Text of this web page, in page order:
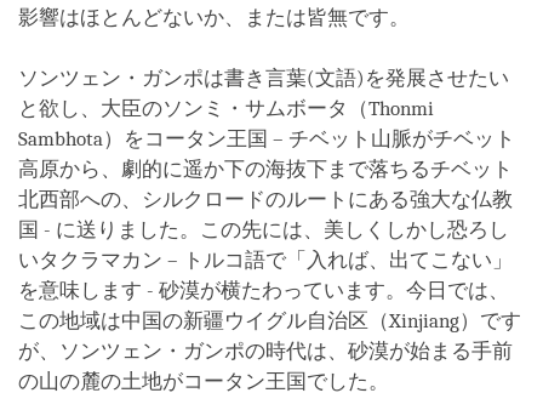
影響はほとんどないか、または皆無です。
ソンツェン・ガンポは書き言葉(文語)を発展させたい
と欲し、大臣のソンミ・サムボータ（Thonmi
Sambhota）をコータン王国 – チベット山脈がチベット
高原から、劇的に遥か下の海抜下まで落ちるチベット
北西部への、シルクロードのルートにある強大な仏教
国 - に送りました。この先には、美しくしかし恐ろし
いタクラマカン – トルコ語で「入れば、出てこない」
を意味します - 砂漠が横たわっています。今日では、
この地域は中国の新疆ウイグル自治区（Xinjiang）です
が、ソンツェン・ガンポの時代は、砂漠が始まる手前
の山の麓の土地がコータン王国でした。